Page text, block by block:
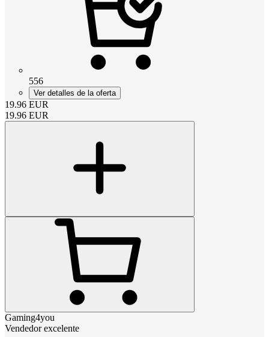
556
Ver detalles de la oferta
19.96 EUR
19.96 EUR
Gaming4you
Vendedor excelente